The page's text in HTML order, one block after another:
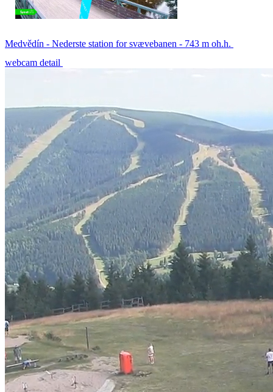
Medvědín - Nederste station for svævebanen - 743 m oh.h.
webcam detail